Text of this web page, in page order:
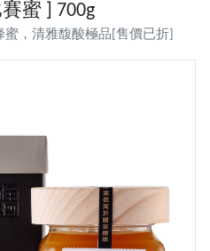
蜜 ] 700g
，清雅馥酸極品[售價已折]